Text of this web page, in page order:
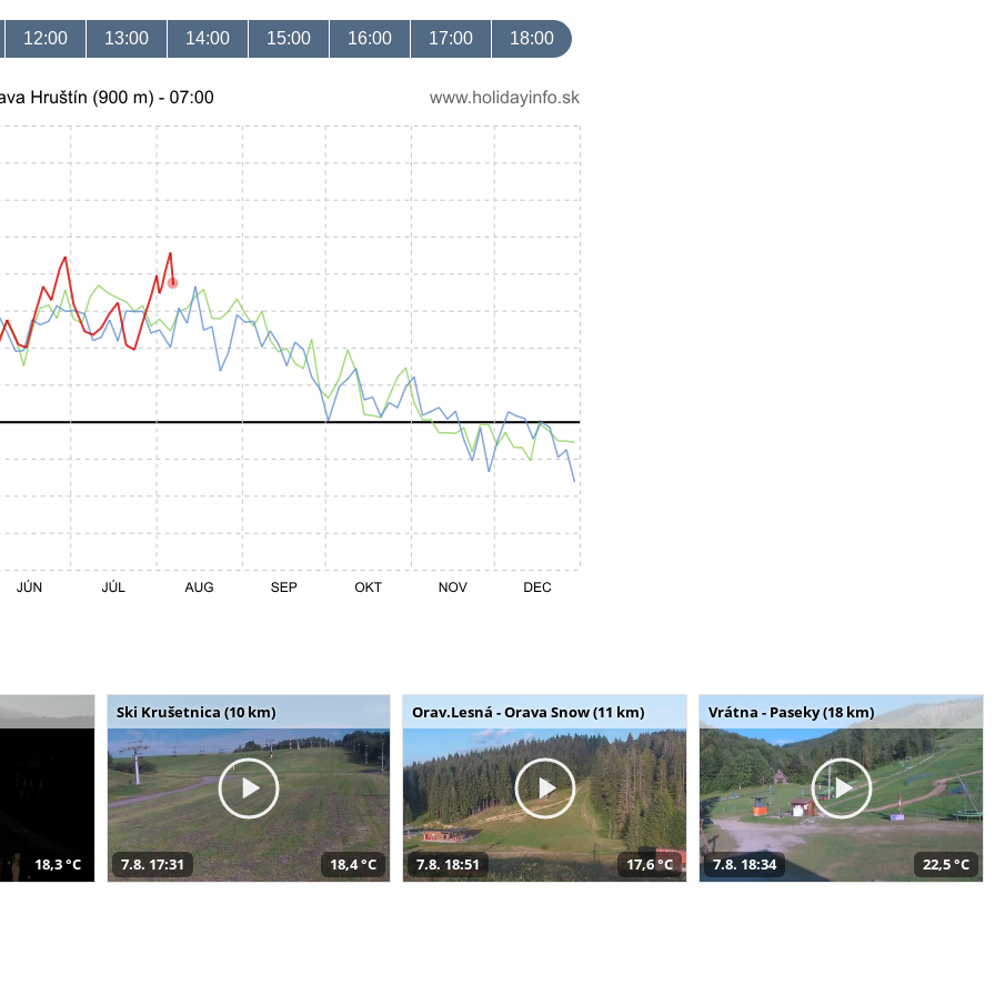
12:00 13:00 14:00 15:00 16:00 17:00 18:00
18,3 °C
Ski Krušetnica (10 km)
7.8. 17:31 18,4 °C
Orav.Lesná - Orava Snow (11 km)
7.8. 18:51 17,6 °C
Vrátna - Paseky (18 km)
7.8. 18:34 22,5 °C